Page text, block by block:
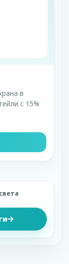
в
с 15%